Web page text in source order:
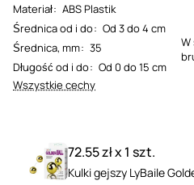
Materiał: ABS Plastik
Średnica od i do: Od 3 do 4 cm
Średnica, mm: 35
Długość od i do: Od 0 do 15 cm
Wszystkie cechy
W
72.55 zł x 1 szt.
Kulki gejszy LyBaile